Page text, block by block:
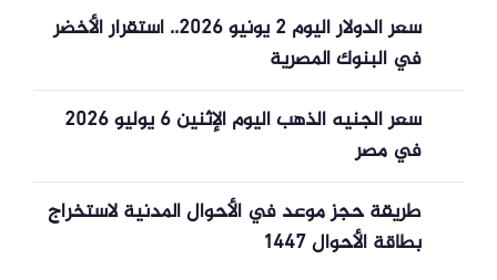
سعر الدولار اليوم 2 يونيو 2026.. استقرار الأخضر
في البنوك المصرية
سعر الجنيه الذهب اليوم الإثنين 6 يوليو 2026
في مصر
طريقة حجز موعد في الأحوال المدنية لاستخراج
بطاقة الأحوال 1447